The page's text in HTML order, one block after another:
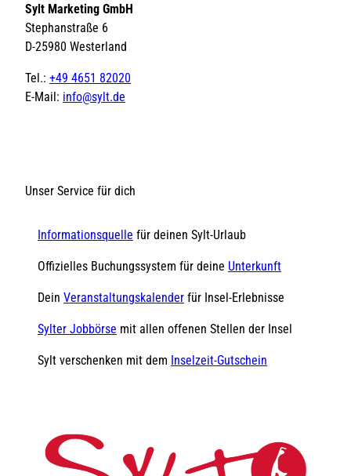
Sylt Marketing GmbH
Stephanstraße 6
D-25980 Westerland
Tel.: +49 4651 82020
E-Mail: info@sylt.de
Unser Service für dich
Informationsquelle für deinen Sylt-Urlaub
Offizielles Buchungssystem für deine Unterkunft
Dein Veranstaltungskalender für Insel-Erlebnisse
Sylter Jobbörse mit allen offenen Stellen der Insel
Sylt verschenken mit dem Inselzeit-Gutschein